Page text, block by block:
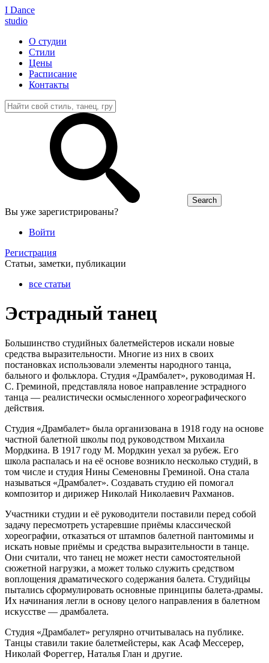
I Dance
studio
О студии
Стили
Цены
Расписание
Контакты
Вы уже зарегистрированы?
Войти
Регистрация
Статьи, заметки, публикации
все статьи
Эстрадный танец
Большинство студийных балетмейстеров искали новые
средства выразительности. Многие из них в своих
постановках использовали элементы народного танца,
бального и фольклора. Студия «Драмбалет», руководимая Н.
С. Греминой, представляла новое направление эстрадного
танца — реалистически осмысленного хореографического
действия.
Студия «Драмбалет» была организована в 1918 году на основе
частной балетной школы под руководством Михаила
Мордкина. В 1917 году М. Мордкин уехал за рубеж. Его
школа распалась и на её основе возникло несколько студий, в
том числе и студия Нины Семеновны Греминой. Она стала
называться «Драмбалет». Создавать студию ей помогал
композитор и дирижер Николай Николаевич Рахманов.
Участники студии и её руководители поставили перед собой
задачу пересмотреть устаревшие приёмы классической
хореографии, отказаться от штампов балетной пантомимы и
искать новые приёмы и средства выразительности в танце.
Они считали, что танец не может нести самостоятельной
сюжетной нагрузки, а может только служить средством
воплощения драматического содержания балета. Студийцы
пытались сформулировать основные принципы балета-драмы.
Их начинания легли в основу целого направления в балетном
искусстве — драмбалета.
Студия «Драмбалет» регулярно отчитывалась на публике.
Танцы ставили такие балетмейстеры, как Асаф Мессерер,
Николай Фореггер, Наталья Глан и другие.